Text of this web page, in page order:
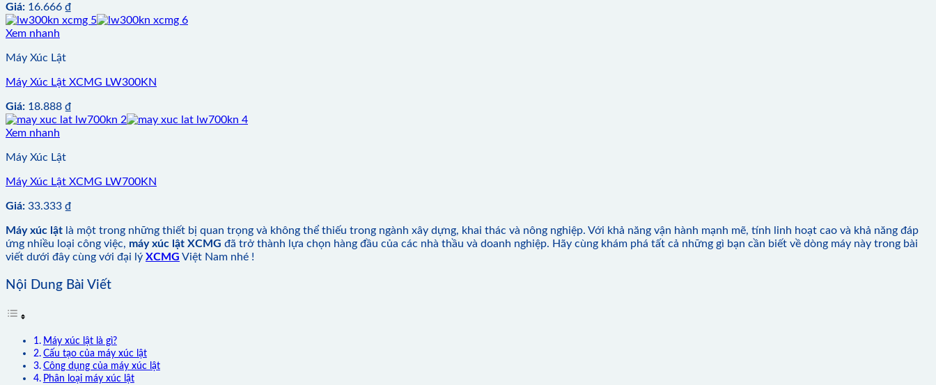
Giá: 16.666 ₫
Xem nhanh
Máy Xúc Lật
Máy Xúc Lật XCMG LW300KN
Giá: 18.888 ₫
Xem nhanh
Máy Xúc Lật
Máy Xúc Lật XCMG LW700KN
Giá: 33.333 ₫
Máy xúc lật là một trong những thiết bị quan trọng và không thể thiếu trong ngành xây dựng, khai thác và nông nghiệp. Với khả năng vận hành mạnh mẽ, tính linh hoạt cao và khả năng đáp
ứng nhiều loại công việc, máy xúc lật XCMG đã trở thành lựa chọn hàng đầu của các nhà thầu và doanh nghiệp. Hãy cùng khám phá tất cả những gì bạn cần biết về dòng máy này trong bài
viết dưới đây cùng với đại lý XCMG Việt Nam nhé !
Nội Dung Bài Viết
Máy xúc lật là gì?
Cấu tạo của máy xúc lật
Công dụng của máy xúc lật
Phân loại máy xúc lật